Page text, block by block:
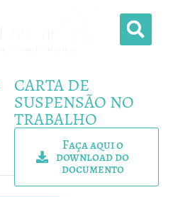
CARTA DE
SUSPENSÃO NO
TRABALHO
Faça aqui o
download do
documento